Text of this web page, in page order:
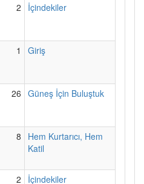
2 İçindekiler
1 Giriş
26 Güneş İçin Buluştuk
8
Hem Kurtarıcı, Hem
Katil
2 İçindekiler